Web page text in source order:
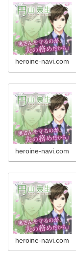
heroine-navi.com
heroine-navi.com
heroine-navi.com